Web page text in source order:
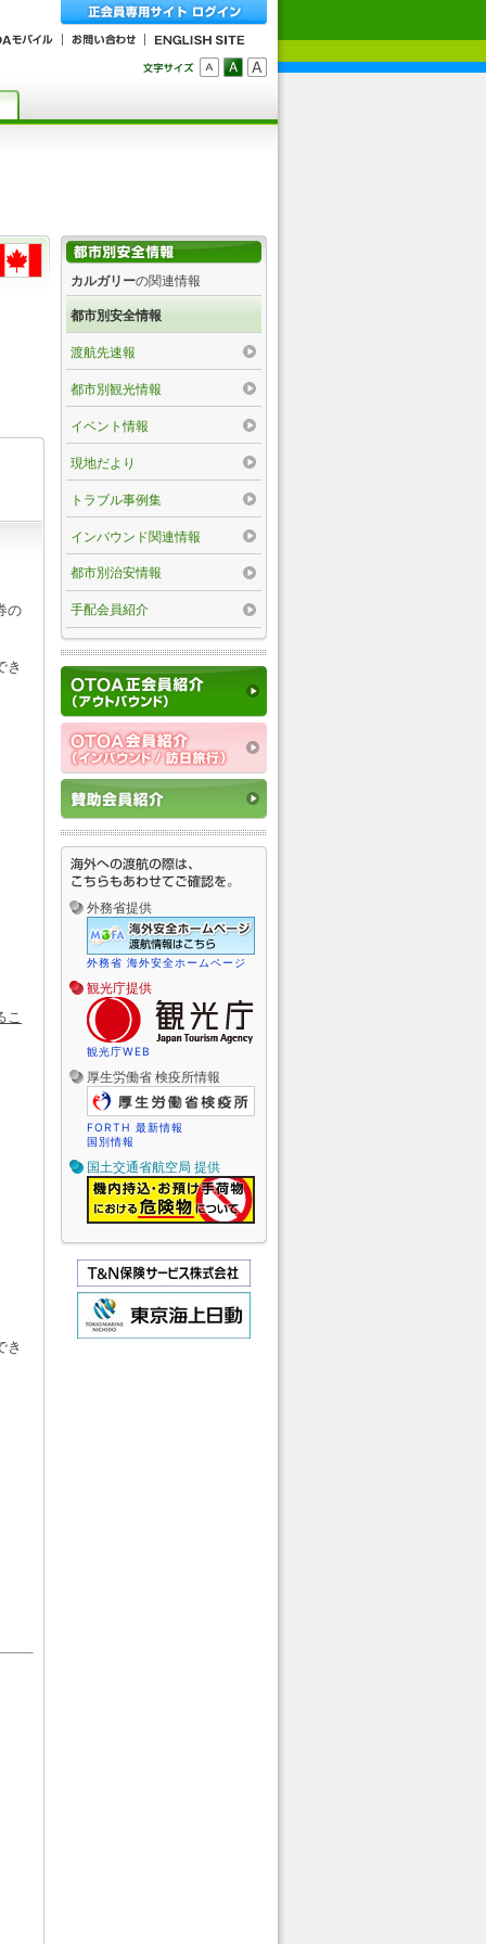
の
き
こ
き
カルガリーの関連情報
都市別安全情報
渡航先速報
都市別観光情報
イベント情報
現地だより
トラブル事例集
インバウンド関連情報
都市別治安情報
手配会員紹介
外務省提供
外務省 海外安全ホームページ
観光庁提供
観光庁WEB
厚生労働省 検疫所情報
FORTH 最新情報
国別情報
国土交通省航空局 提供